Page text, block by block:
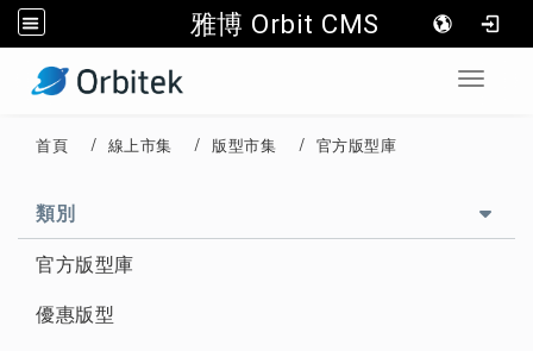
雅博 Orbit CMS
::: Toggle
首頁 線上市集 版型市集 官方版型庫
類別
官方版型庫
優惠版型